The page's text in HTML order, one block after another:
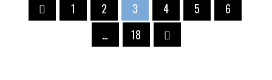
1 2 3 4 5
6
…
18